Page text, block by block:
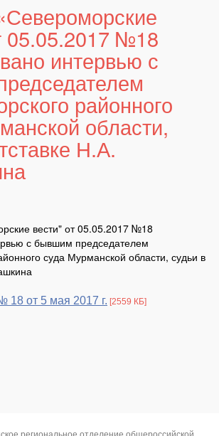
05.05.2017 №18
интервью с
районного
области,
Н.А.
вести" от 05.05.2017 №18
с бывшим председателем
суда Мурманской области, судьи в
18 от 5 мая 2017 г. [2559 КБ]
региональное отделение общероссийской